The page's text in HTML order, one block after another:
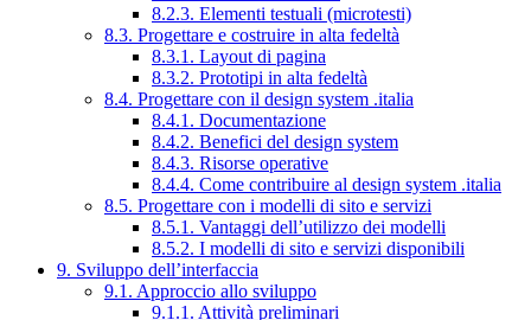
8.2.3. Elementi testuali (microtesti)
8.3. Progettare e costruire in alta fedeltà
8.3.1. Layout di pagina
8.3.2. Prototipi in alta fedeltà
8.4. Progettare con il design system .italia
8.4.1. Documentazione
8.4.2. Benefici del design system
8.4.3. Risorse operative
8.4.4. Come contribuire al design system .italia
8.5. Progettare con i modelli di sito e servizi
8.5.1. Vantaggi dell’utilizzo dei modelli
8.5.2. I modelli di sito e servizi disponibili
9. Sviluppo dell’interfaccia
9.1. Approccio allo sviluppo
9.1.1. Attività preliminari